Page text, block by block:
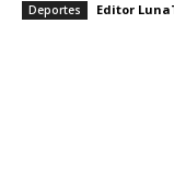
Deportes Editor